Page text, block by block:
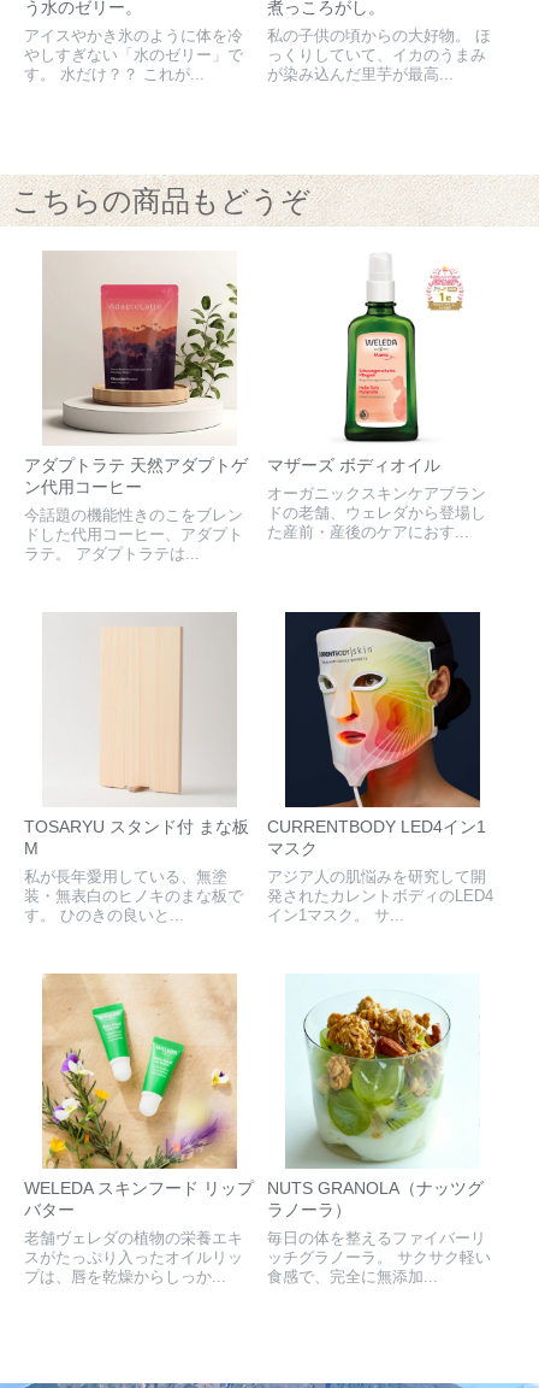
う水のゼリー。
アイスやかき氷のように体を冷
やしすぎない「水のゼリー」で
す。 水だけ？？ これが...
煮っころがし。
私の子供の頃からの大好物。 ほ
っくりしていて、イカのうまみ
が染み込んだ里芋が最高...
こちらの商品もどうぞ
アダプトラテ 天然アダプトゲ
ン代用コーヒー
今話題の機能性きのこをブレン
ドした代用コーヒー、アダプト
ラテ。 アダプトラテは...
マザーズ ボディオイル
オーガニックスキンケアブラン
ドの老舗、ウェレダから登場し
た産前・産後のケアにおす...
TOSARYU スタンド付 まな板
M
私が長年愛用している、無塗
装・無表白のヒノキのまな板で
す。 ひのきの良いと...
CURRENTBODY LED4イン1
マスク
アジア人の肌悩みを研究して開
発されたカレントボディのLED4
イン1マスク。 サ...
WELEDA スキンフード リップ
バター
老舗ヴェレダの植物の栄養エキ
スがたっぷり入ったオイルリッ
プは、唇を乾燥からしっか...
NUTS GRANOLA（ナッツグ
ラノーラ）
毎日の体を整えるファイバーリ
ッチグラノーラ。 サクサク軽い
食感で、完全に無添加...